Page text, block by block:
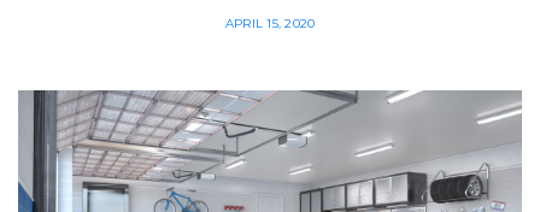
APRIL 15, 2020